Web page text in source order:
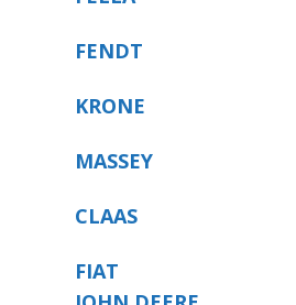
FENDT
KRONE
MASSEY
CLAAS
FIAT